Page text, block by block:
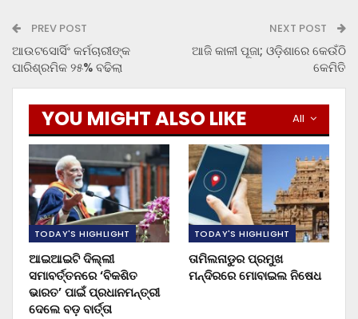
PREV POST
ଆଉଟସୋର୍ସିଂ କର୍ମଚାରୀଙ୍କ
ପାରିଶ୍ରମିକ ୨୫% ବଢିଲା
NEXT POST
ଆଜି କାଳୀ ପୂଜା; ଓଡ଼ିଶାରେ କେଉଁଠି
କେମିତି
All
YOU MIGHT ALSO LIKE
TODAY'S HIGHLIGHT
ଆଇଆଇଟି ଦିଲ୍ଲୀ
ସମାବର୍ତ୍ତନରେ ‘ବିକଶିତ
ଭାରତ’ ପାଇଁ ପ୍ରଧାନମନ୍ତ୍ରୀ
ଦେଲେ ବଡ଼ ବାର୍ତ୍ତା
TODAY'S HIGHLIGHT
ତାମିଲନାଡୁର ପ୍ରମୁଖ
ମନ୍ଦିରରେ ମୋବାଇଲ ନିଷେଧ